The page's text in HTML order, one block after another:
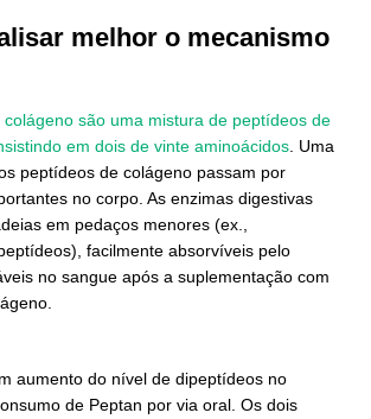
melhor o mecanismo
são uma mistura de peptídeos de
em dois de vinte aminoácidos . Uma
peptídeos de colágeno passam por
no corpo. As enzimas digestivas
em pedaços menores (ex.,
facilmente absorvíveis pelo
no sangue após a suplementação com
aumento do nível de dipeptídeos no
de Peptan por via oral. Os dois